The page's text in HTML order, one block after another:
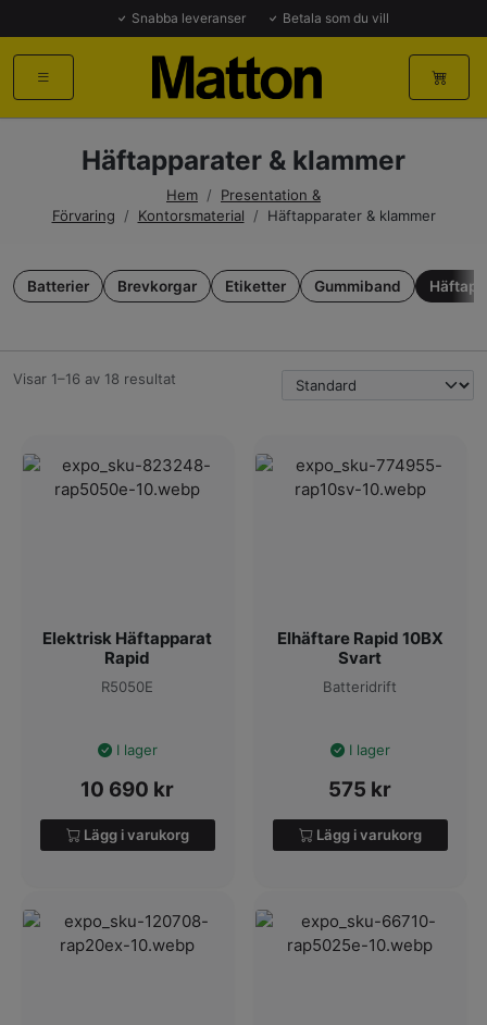
Snabba leveranser Betala som du vill
Häftapparater & klammer
Hem /
Presentation &
Förvaring
/ Kontorsmaterial / Häftapparater & klammer
Batterier Brevkorgar Etiketter Gummiband
Visar 1–16 av 18 resultat
Elektrisk Häftapparat
Rapid
R5050E
I lager
10 690 kr
Lägg i varukorg
Elhäftare Rapid 10BX
Svart
Batteridrift
I lager
575 kr
Lägg i varukorg